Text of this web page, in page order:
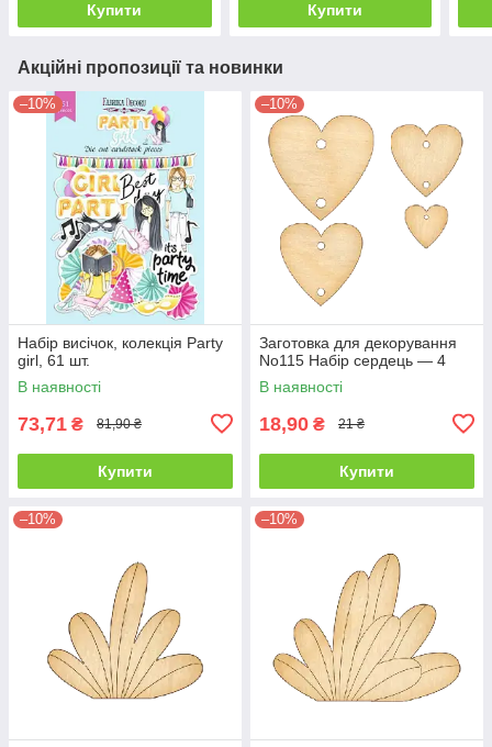
Купити Купити
Акційні пропозиції та новинки
–10%
Набір висічок, колекція Party
girl, 61 шт.
В наявності
73,71 ₴ 81,90 ₴
Купити
–10%
Заготовка для декорування
No115 Набір сердець — 4
В наявності
18,90 ₴ 21 ₴
Купити
–10% –10%